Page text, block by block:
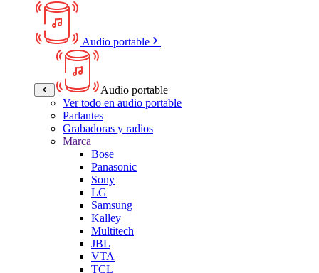
Audio portable
Audio portable
Ver todo en audio portable
Parlantes
Grabadoras y radios
Marca
Bose
Panasonic
Sony
LG
Samsung
Kalley
Multitech
JBL
VTA
TCL